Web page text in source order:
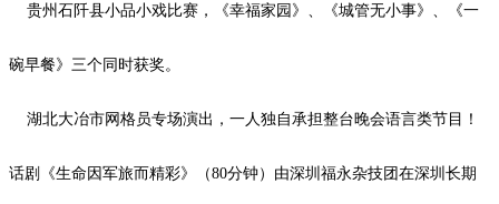
贵州石阡县小品小戏比赛，《幸福家园》、《城管无小事》、《一
碗早餐》三个同时获奖。
湖北大冶市网格员专场演出，一人独自承担整台晚会语言类节目！
话剧《生命因军旅而精彩》（80分钟）由深圳福永杂技团在深圳长期